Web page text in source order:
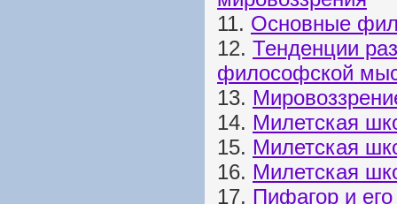
11. Основные
12. Тенденции
философской
13.
14. Милетская
15. Милетская
16. Милетская
17. Пифагор и